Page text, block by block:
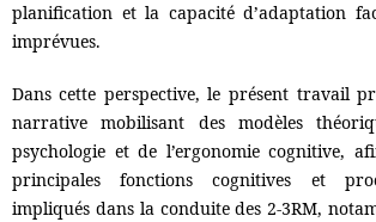
planification et la capacité d’adaptation
imprévues.
Dans cette perspective, le présent travail
narrative mobilisant des modèles
psychologie et de l’ergonomie cognitive,
principales fonctions cognitives et
impliqués dans la conduite des 2-3RM,